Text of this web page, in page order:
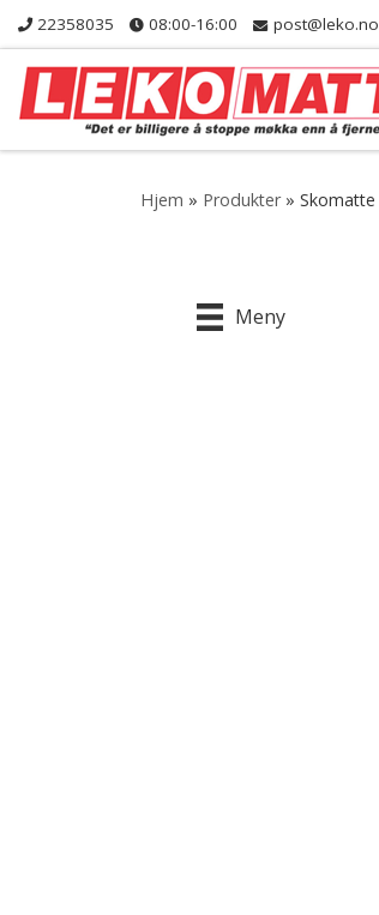
Skip to content
22358035 08:00-16:00 post@leko.no
Hjem » Produkter» Skomatte
Meny